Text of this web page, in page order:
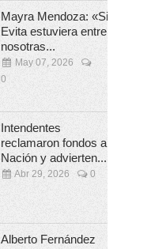
Mayra Mendoza: «Si
Evita estuviera entre
nosotras...
May 07, 2026
0
Intendentes
reclamaron fondos a
Nación y advierten...
Abr 29, 2026 0
Alberto Fernández